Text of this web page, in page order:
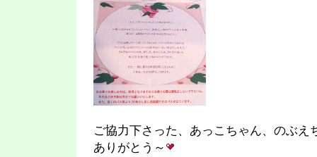
ご協力下さった、あっこちゃん、のぶえ
ありがとう～